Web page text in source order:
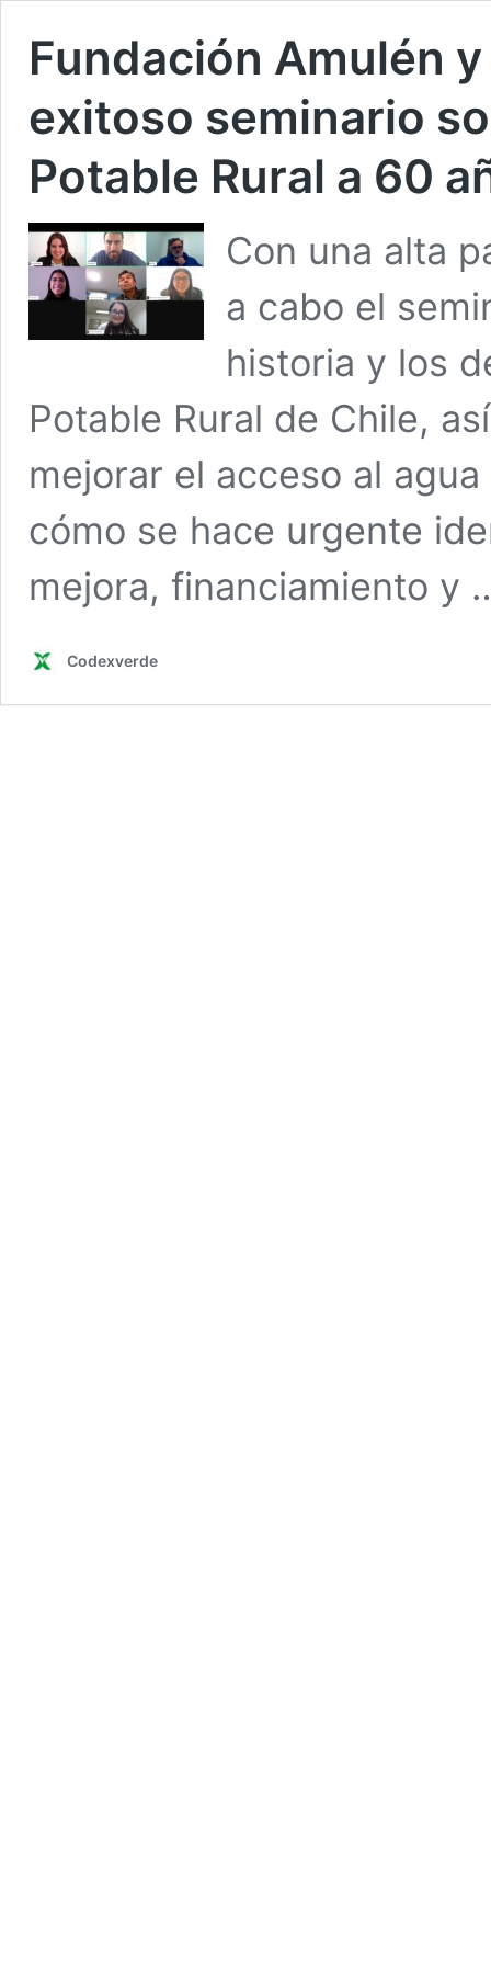
Fundación Amulén
exitoso seminario
Potable Rural a 60
Con una alta
a cabo el
historia y los
Potable Rural de Chile,
mejorar el acceso al
cómo se hace urgente
mejora, financiamiento y
Codexverde